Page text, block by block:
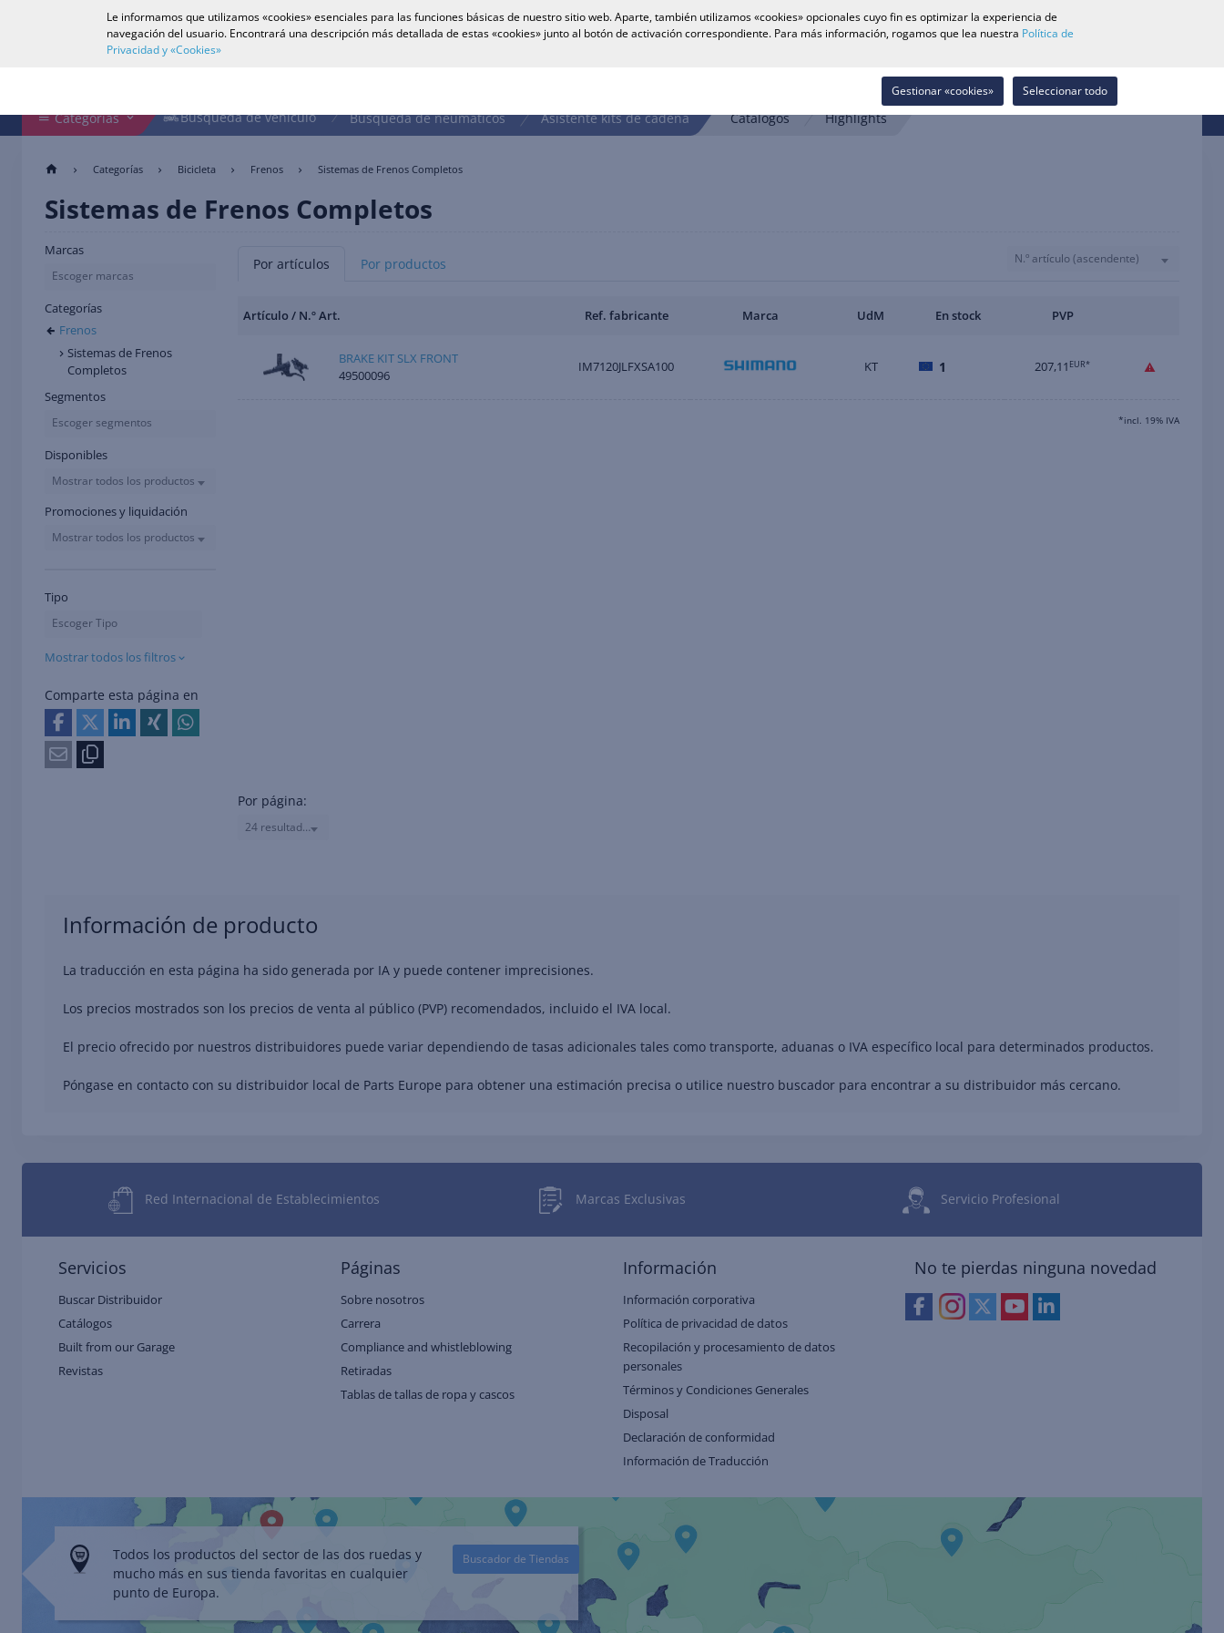
Buscador de Tiendas Carrera Lista de deseos
Categorías Búsqueda de vehículo Búsqueda de neumáticos Asistente kits de cadena Catálogos Highlights
Categorías Bicicleta Frenos Sistemas de Frenos Completos
Sistemas de Frenos Completos
Marcas
Escoger marcas
Categorías
Frenos
Sistemas de Frenos
Completos
Segmentos
Escoger segmentos
Disponibles
Mostrar todos los productos
Promociones y liquidación
Mostrar todos los productos
Tipo
Escoger Tipo
Mostrar todos los filtros
Comparte esta página en
Por artículos Por productos N.º artículo (ascendente)
Artículo / N.º Art. Ref. fabricante Marca UdM En stock PVP
BRAKE KIT SLX FRONT
49500096
IM7120JLFXSA100 KT 1 207,11 EUR*
*incl. 19% IVA
Por página:
24 resultados
Información de producto
La traducción en esta página ha sido generada por IA y puede contener imprecisiones.
Los precios mostrados son los precios de venta al público (PVP) recomendados, incluido el IVA local.
El precio ofrecido por nuestros distribuidores puede variar dependiendo de tasas adicionales tales como transporte, aduanas o IVA específico local para determinados productos.
Póngase en contacto con su distribuidor local de Parts Europe para obtener una estimación precisa o utilice nuestro buscador para encontrar a su distribuidor más cercano.
Red Internacional de Establecimientos Marcas Exclusivas Servicio Profesional
Servicios
Buscar Distribuidor
Catálogos
Built from our Garage
Revistas
Páginas
Sobre nosotros
Carrera
Compliance and whistleblowing
Retiradas
Tablas de tallas de ropa y cascos
Información
Información corporativa
Política de privacidad de datos
Recopilación y procesamiento de datos
personales
Términos y Condiciones Generales
Disposal
Declaración de conformidad
Información de Traducción
No te pierdas ninguna novedad
Todos los productos del sector de las dos ruedas y
mucho más en sus tienda favoritas en cualquier
punto de Europa.
Buscador de Tiendas
Le informamos que utilizamos «cookies» esenciales para las funciones básicas de nuestro sitio web. Aparte, también utilizamos «cookies» opcionales cuyo fin es optimizar la experiencia de
navegación del usuario. Encontrará una descripción más detallada de estas «cookies» junto al botón de activación correspondiente. Para más información, rogamos que lea nuestra Política de
Privacidad y «Cookies»
Seleccionar todo
Gestionar «cookies»